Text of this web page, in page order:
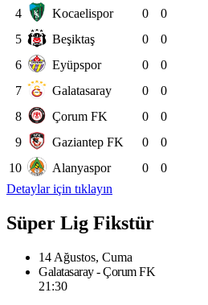
4
Kocaelispor 0
0
5
Beşiktaş 0
0
6
Eyüpspor 0
0
7
Galatasaray 0
0
8
Çorum FK 0
0
9
Gaziantep FK 0
0
10
Alanyaspor 0
0
Detaylar için tıklayın
Süper Lig Fikstür
14 Ağustos, Cuma
Galatasaray - Çorum FK
21:30